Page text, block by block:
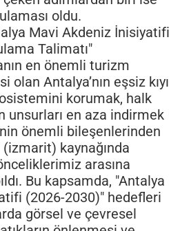
oldu.
Mavi Akdeniz İnisiyatifi
Talimatı"
en önemli turizm
Antalya’nın eşsiz kıyı
korumak, halk
unsurları en aza indirmek
önemli bileşenlerinden
(izmarit) kaynağında
arasına
Bu kapsamda, "Antalya
(2026-2030)" hedefleri
görsel ve çevresel